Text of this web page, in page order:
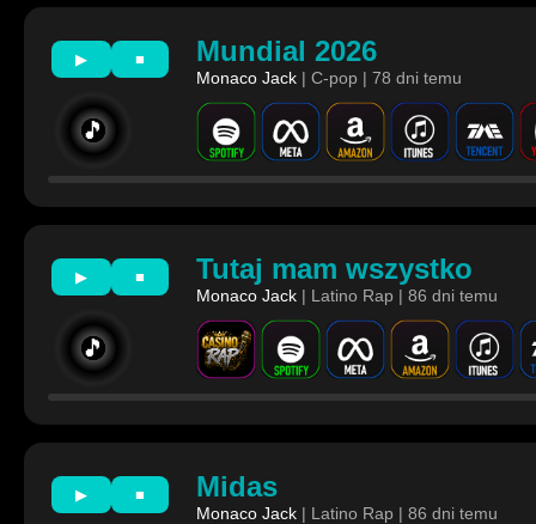
▶ ■
🎵
Mundial 2026
Monaco Jack | C-pop | 78 dni temu
▶ ■
🎵
Tutaj mam wszystko
Monaco Jack | Latino Rap | 86 dni temu
▶ ■ Midas
Monaco Jack | Latino Rap | 86 dni temu